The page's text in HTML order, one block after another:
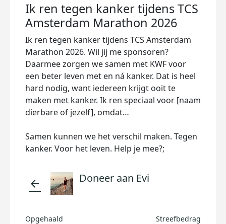
Ik ren tegen kanker tijdens TCS
Amsterdam Marathon 2026
Ik ren tegen kanker tijdens TCS Amsterdam
Marathon 2026. Wil jij me sponsoren?
Daarmee zorgen we samen met KWF voor
een beter leven met en ná kanker. Dat is heel
hard nodig, want iedereen krijgt ooit te
maken met kanker. Ik ren speciaal voor [naam
dierbare of jezelf], omdat…
Samen kunnen we het verschil maken. Tegen
kanker. Voor het leven. Help je mee?;
arrow_back Doneer aan Evi
Opgehaald Streefbedrag